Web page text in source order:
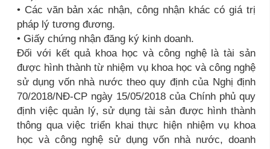
• Các văn bản xác nhận, công nhận khác có giá trị
pháp lý tương đương.
• Giấy chứng nhận đăng ký kinh doanh.
Đối với kết quả khoa học và công nghệ là tài sản
được hình thành từ nhiệm vụ khoa học và công nghệ
sử dụng vốn nhà nước theo quy định của Nghị định
70/2018/NĐ-CP ngày 15/05/2018 của Chính phủ quy
định việc quản lý, sử dụng tài sản được hình thành
thông qua việc triển khai thực hiện nhiệm vụ khoa
học và công nghệ sử dụng vốn nhà nước, doanh